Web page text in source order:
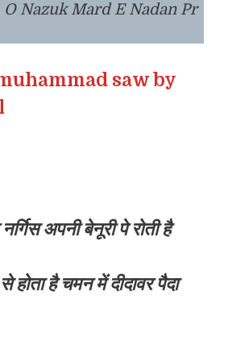
Nazuk Mard E Nadan Pr
saw by
अपनी बेनूरी पे रोती है
होता है चमन में दीदावर पैदा